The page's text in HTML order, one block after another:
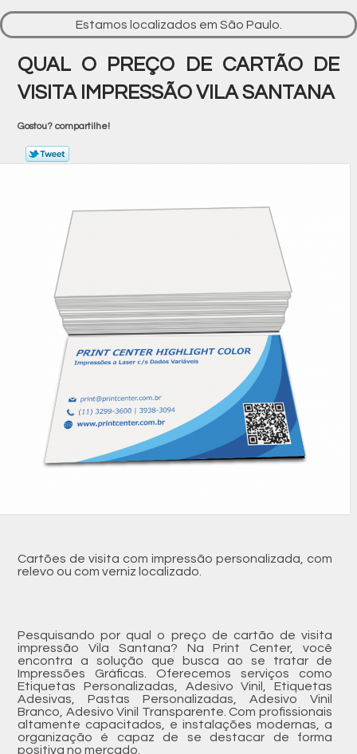
Estamos localizados em São Paulo.
QUAL O PREÇO DE CARTÃO DE
VISITA IMPRESSÃO VILA SANTANA
Gostou? compartilhe!
Cartões de visita com impressão personalizada, com
relevo ou com verniz localizado.
Pesquisando por qual o preço de cartão de visita
impressão Vila Santana? Na Print Center, você
encontra a solução que busca ao se tratar de
Impressões Gráficas. Oferecemos serviços como
Etiquetas Personalizadas, Adesivo Vinil, Etiquetas
Adesivas, Pastas Personalizadas, Adesivo Vinil
Branco, Adesivo Vinil Transparente. Com profissionais
altamente capacitados, e instalações modernas, a
organização é capaz de se destacar de forma
positiva no mercado.